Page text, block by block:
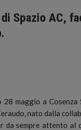
di Spazio AC,
maggio a Cosenza
nato dalla
sempre attento al